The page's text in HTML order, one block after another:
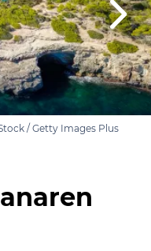
/ Getty Images Plus